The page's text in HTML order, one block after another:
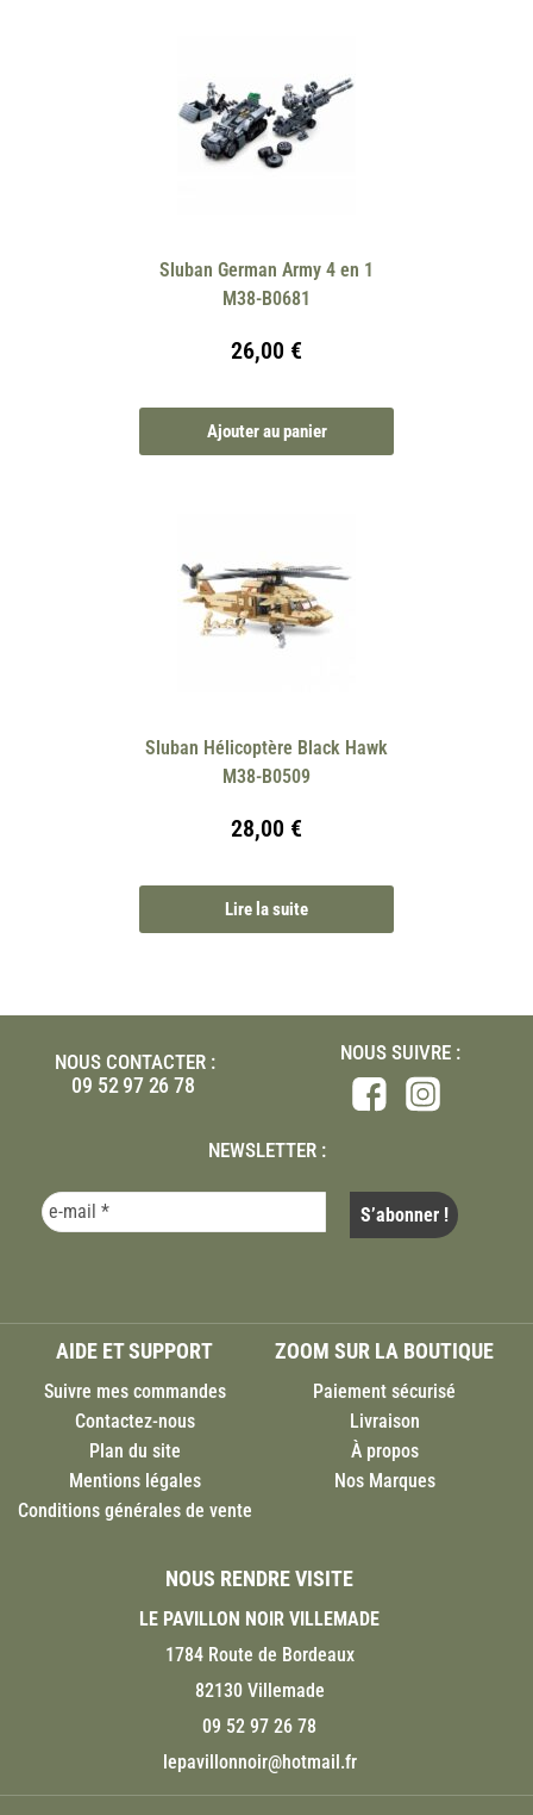
Sluban German Army 4 en 1
M38-B0681
26,00 €
Ajouter au panier
Sluban Hélicoptère Black Hawk
M38-B0509
28,00 €
Lire la suite
NOUS CONTACTER :
09 52 97 26 78
NOUS SUIVRE :
NEWSLETTER :
AIDE ET SUPPORT
Suivre mes commandes
Contactez-nous
Plan du site
Mentions légales
Conditions générales de vente
ZOOM SUR LA BOUTIQUE
Paiement sécurisé
Livraison
À propos
Nos Marques
NOUS RENDRE VISITE
LE PAVILLON NOIR VILLEMADE
1784 Route de Bordeaux
82130 Villemade
09 52 97 26 78
lepavillonnoir@hotmail.fr